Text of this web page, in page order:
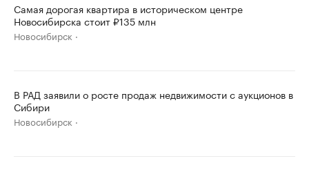
Самая дорогая квартира в историческом центре
Новосибирска стоит ₽135 млн
Новосибирск
В РАД заявили о росте продаж недвижимости с аукционов в
Сибири
Новосибирск